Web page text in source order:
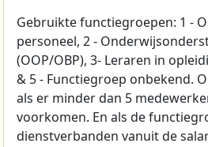
Gebruikte functiegroepen: 1 -
personeel, 2 -
(OOP/OBP), 3- Leraren in
& 5 - Functiegroep onbekend.
als er minder dan 5
voorkomen. En als de
dienstverbanden vanuit de